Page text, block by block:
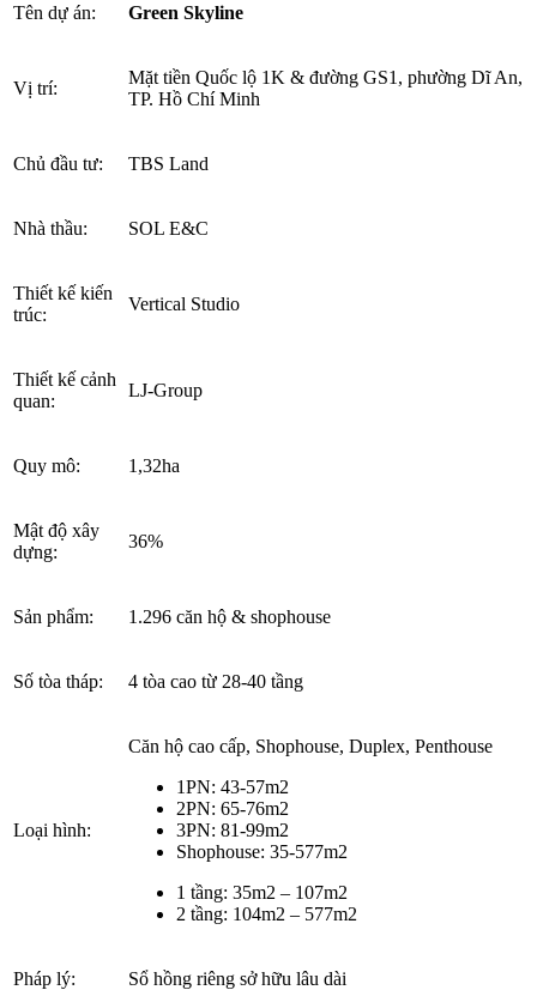
Tên dự án: Green Skyline
Vị trí:
Mặt tiền Quốc lộ 1K & đường GS1, phường Dĩ An,
TP. Hồ Chí Minh
Chủ đầu tư: TBS Land
Nhà thầu: SOL E&C
Thiết kế kiến
trúc:
Vertical Studio
Thiết kế cảnh
quan:
LJ-Group
Quy mô: 1,32ha
Mật độ xây
dựng:
36%
Sản phẩm: 1.296 căn hộ & shophouse
Số tòa tháp: 4 tòa cao từ 28-40 tầng
Loại hình:
Căn hộ cao cấp, Shophouse, Duplex, Penthouse
1PN: 43-57m2
2PN: 65-76m2
3PN: 81-99m2
Shophouse: 35-577m2
1 tầng: 35m2 – 107m2
2 tầng: 104m2 – 577m2
Pháp lý: Sổ hồng riêng sở hữu lâu dài